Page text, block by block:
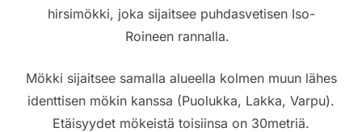
hirsimökki, joka sijaitsee puhdasvetisen Iso-
Roineen rannalla.
Mökki sijaitsee samalla alueella kolmen muun lähes
identtisen mökin kanssa (Puolukka, Lakka, Varpu).
Etäisyydet mökeistä toisiinsa on 30metriä.